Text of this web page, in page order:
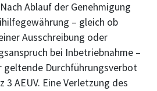
Ablauf der Genehmigung
– gleich ob
Ausschreibung oder
bei Inbetriebnahme –
Durchführungsverbot
3 AEUV. Eine Verletzung des